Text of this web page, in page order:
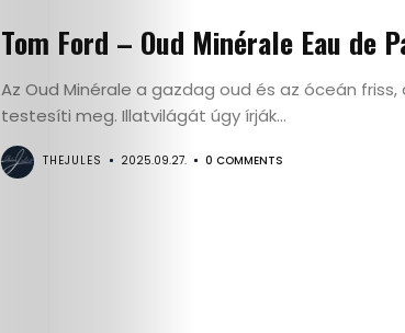
Search
Tom Ford – Oud Minérale Eau de
Az Oud Minérale a gazdag oud és az óceán
testesíti meg. Illatvilágát úgy írják...
THEJULES 2025.09.27. 0 COMMENTS